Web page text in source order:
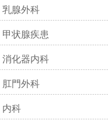
乳腺外科
甲状腺疾患
消化器内科
肛門外科
内科